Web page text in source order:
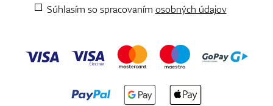
Súhlasím so spracovaním osobných údajov